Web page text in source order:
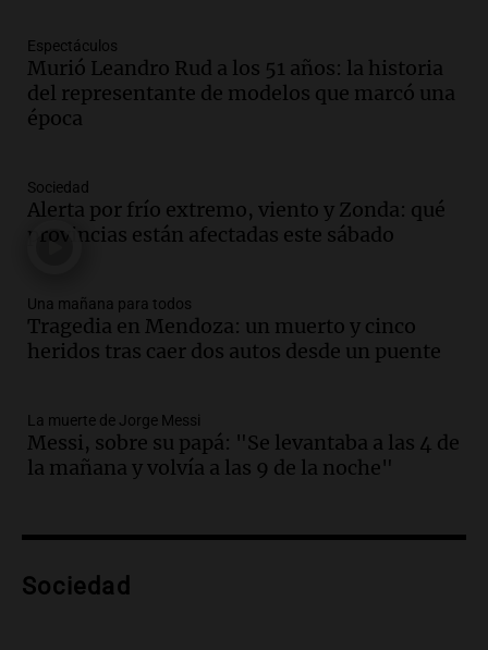
Una mañana para todos
Episodios
Audio.Messi llegará esta noche a
Rosario para acompañar a su familia
Episodios
Audio. Ley de Propiedad Privada: el revés
en el Congreso expuso una debilidad
Una mañana para todos
Episodios
Audio.Casabindo se prepara para una
Una mañana para todos
Episodios
Borges, abogada de Pourrain:
hacerle preguntas y nunca regresó"
Episodios
Espectáculos
Murió Leandro Rud a los 51 años: la historia
del representante de modelos que marcó una
época
Sociedad
Alerta por frío extremo, viento y Zonda: qué
provincias están afectadas este sábado
Una mañana para todos
Tragedia en Mendoza: un muerto y cinco
heridos tras caer dos autos desde un puente
La muerte de Jorge Messi
Messi, sobre su papá: "Se levantaba a las 4 de
la mañana y volvía a las 9 de la noche"
Sociedad